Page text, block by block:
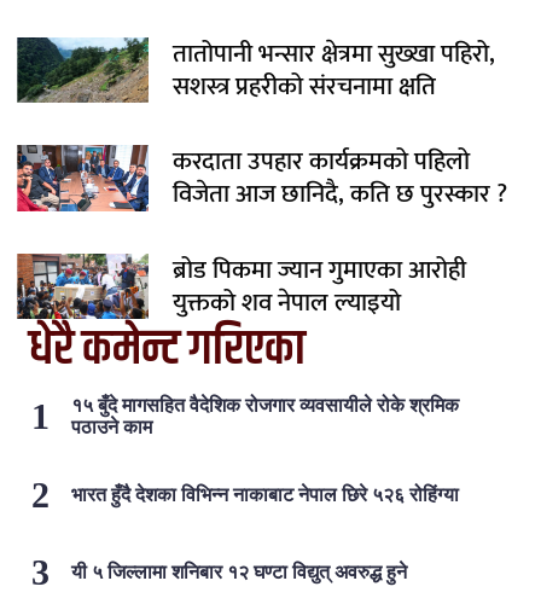
तातोपानी भन्सार क्षेत्रमा सुख्खा पहिरो,
सशस्त्र प्रहरीको संरचनामा क्षति
करदाता उपहार कार्यक्रमको पहिलो
विजेता आज छानिदै, कति छ पुरस्कार ?
ब्रोड पिकमा ज्यान गुमाएका आरोही
युक्तको शव नेपाल ल्याइयो
धेरै कमेन्ट गरिएका
१५ बुँदे मागसहित वैदेशिक रोजगार व्यवसायीले रोके श्रमिक
पठाउने काम
भारत हुँदै देशका विभिन्न नाकाबाट नेपाल छिरे ५२६ रोहिंग्या
यी ५ जिल्लामा शनिबार १२ घण्टा विद्युत् अवरुद्ध हुने